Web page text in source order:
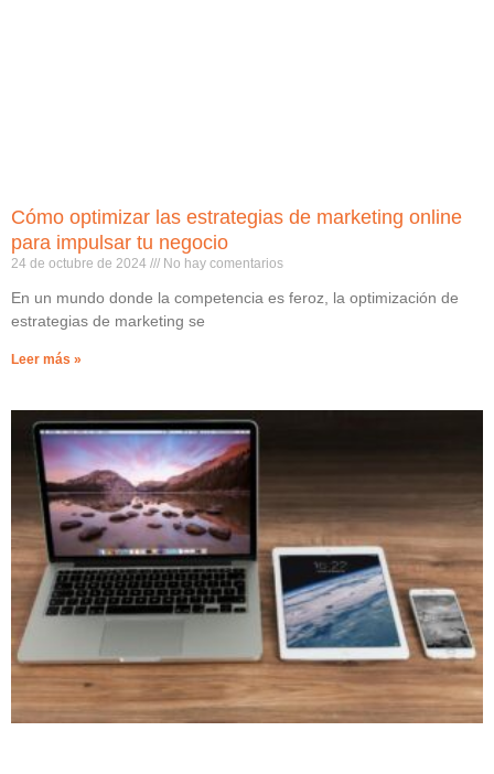
Cómo optimizar las estrategias de marketing online
para impulsar tu negocio
24 de octubre de 2024 No hay comentarios
En un mundo donde la competencia es feroz, la optimización de
estrategias de marketing se
Leer más »